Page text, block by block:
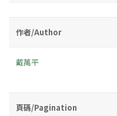
作者/Author
戴萬平
頁碼/Pagination